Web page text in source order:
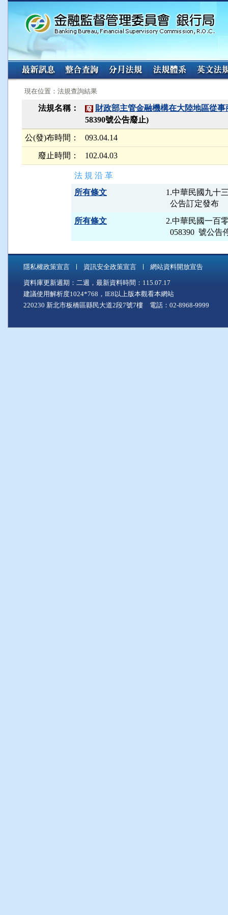
:::
現在位置：法規查詢結果
法規名稱： 廢 財政部主管金融機構在大陸地區從
58390號公告廢止)
公(發)布時間： 093.04.14
廢止時間： 102.04.03
法 規 沿 革
所有條文
1.中華民國九十
所有條文
2.中華民國一百
058390  號公告
隱私權政策宣言 資訊安全政策宣言 網站資料開放宣告
資料庫更新週期：二週，最新資料時間：115.07.17
建議使用解析度1024*768，IE8以上版本觀看本網站
220230 新北市板橋區縣民大道2段7號7樓 電話：02-8968-9999